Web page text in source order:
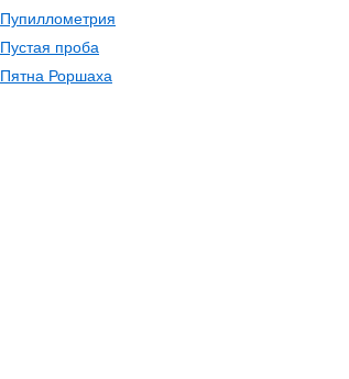
Пупиллометрия
Пустая проба
Пятна Роршаха